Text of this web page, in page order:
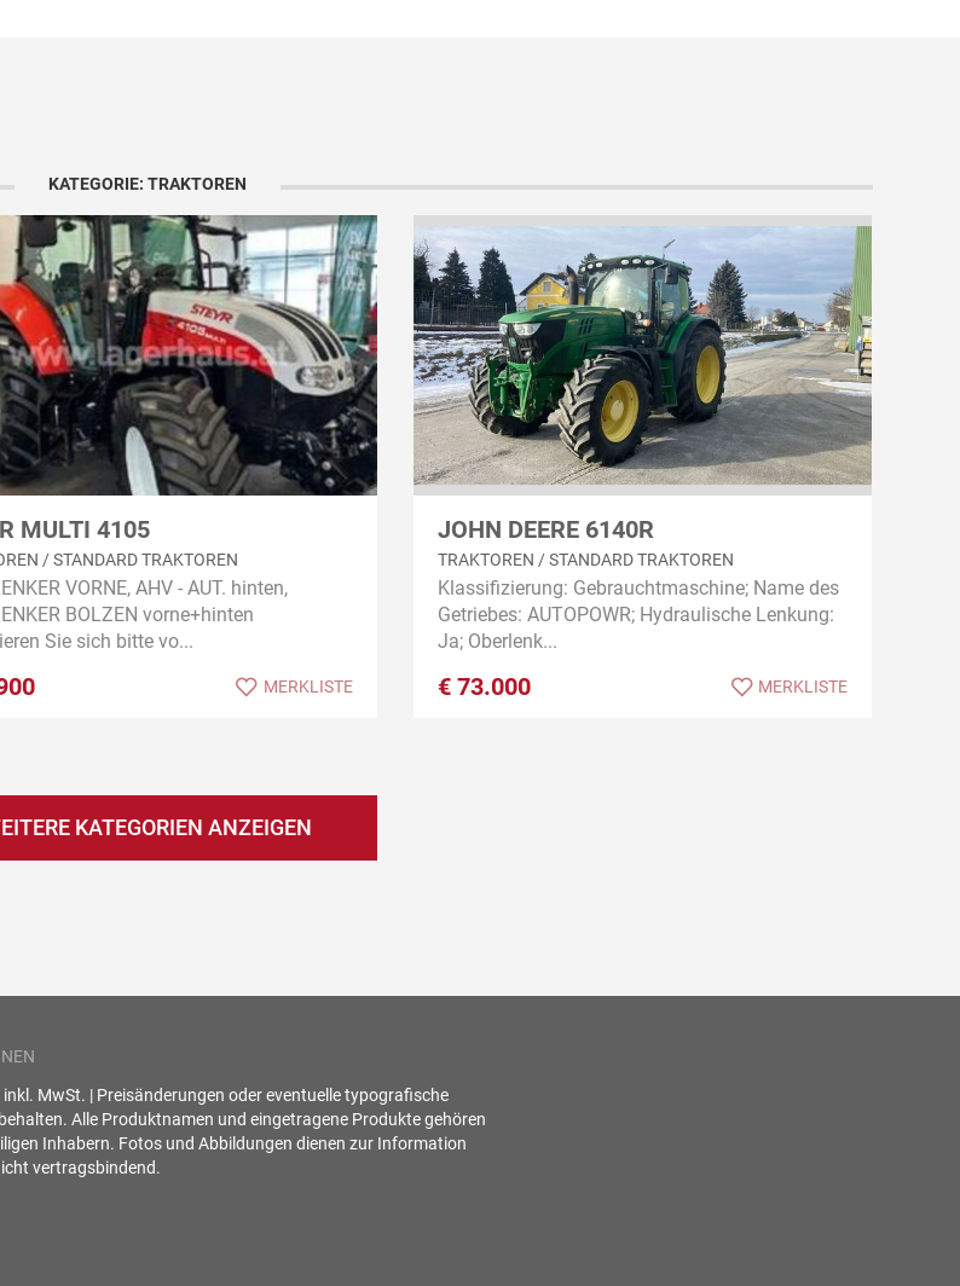
KATEGORIE: TRAKTOREN
MULTI 4105
/ STANDARD TRAKTOREN
VORNE, AHV - AUT. hinten,
BOLZEN vorne+hinten
Sie sich bitte vo...
MERKLISTE
JOHN DEERE 6140R
TRAKTOREN / STANDARD TRAKTOREN
Klassifizierung: Gebrauchtmaschine; Name des
Getriebes: AUTOPOWR; Hydraulische Lenkung:
Ja; Oberlenk...
€ 73.000 MERKLISTE
KATEGORIEN ANZEIGEN
inkl. MwSt. | Preisänderungen oder eventuelle typografische
Alle Produktnamen und eingetragene Produkte gehören
Inhabern. Fotos und Abbildungen dienen zur Information
vertragsbindend.